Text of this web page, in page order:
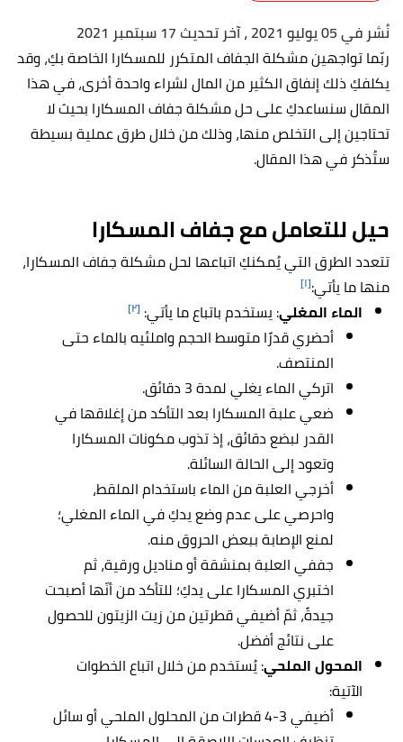
نُشر في 05 يوليو 2021
، آخر تحديث 17 سبتمبر 2021
ربّما تواجهين مشكلة الجفاف المتكرر للمسكارا الخاصة بكِ، وقد
يكلفكِ ذلك إنفاق الكثير من المال لشراء واحدة أخرى، في هذا
المقال سنساعدكِ على حل مشكلة جفاف المسكارا بحيث لا
تحتاجين إلى التخلص منها، وذلك من خلال طرق عملية بسيطة
ستُذكر في هذا المقال.
حيل للتعامل مع جفاف المسكارا
تتعدد الطرق التي يُمكنكِ اتباعها لحل مشكلة جفاف المسكارا،
منها ما يأتي:[١]
الماء المغلي:يستخدم باتباع ما يأتي: [٢]
أحضري قدرًا متوسط الحجم واملئيه بالماء حتى
المنتصف.
اتركي الماء يغلي لمدة 3 دقائق.
ضعي علبة المسكارا بعد التأكد من إغلاقها في
القدر لبضع دقائق، إذ تذوب مكونات المسكارا
وتعود إلى الحالة السائلة.
أخرجي العلبة من الماء باستخدام الملقط،
واحرصي على عدم وضع يدكِ في الماء المغلي؛
لمنع الإصابة ببعض الحروق منه.
جففي العلبة بمنشقة أو مناديل ورقية، ثم
اختبري المسكارا على يدكِ؛ للتأكد من أنّها أصبحت
جيدةً، ثمّ أضيفي قطرتين من زيت الزيتون للحصول
على نتائج أفضل.
المحول الملحي:يُستخدم من خلال اتباع الخطوات
الآتية:
أضيفي 3-4 قطرات من المحلول الملحي أو سائل